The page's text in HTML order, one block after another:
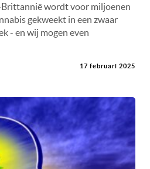
wordt voor miljoenen
gekweekt in een zwaar
- en wij mogen even
17 februari 2025